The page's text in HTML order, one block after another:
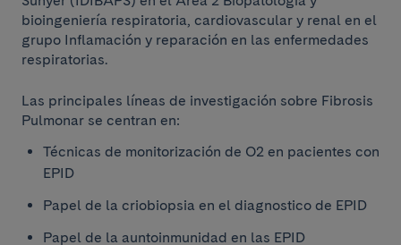
bioingeniería respiratoria, cardiovascular y renal en el
grupo Inflamación y reparación en las enfermedades
respiratorias.
Las principales líneas de investigación sobre Fibrosis
Pulmonar se centran en:
Técnicas de monitorización de O2 en pacientes con
EPID
Papel de la criobiopsia en el diagnostico de EPID
Papel de la auntoinmunidad en las EPID